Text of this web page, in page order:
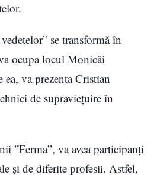
se transformă în
ocupa locul Monicăi
va prezenta Cristian
de supraviețuire în
”Ferma”, va avea participanți
și de diferite profesii. Astfel,